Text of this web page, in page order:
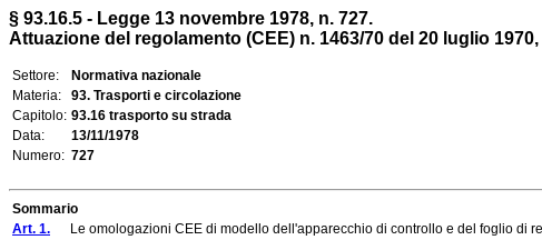
§ 93.16.5 - Legge 13 novembre 1978, n. 727.
Attuazione del regolamento (CEE) n. 1463/70 del 20 luglio
Settore:
Normativa nazionale
Materia:
93. Trasporti e circolazione
Capitolo: 93.16 trasporto su strada
Data:
13/11/1978
Numero: 727
Sommario
Art. 1. Le omologazioni CEE di modello dell'apparecchio di controllo e del foglio di